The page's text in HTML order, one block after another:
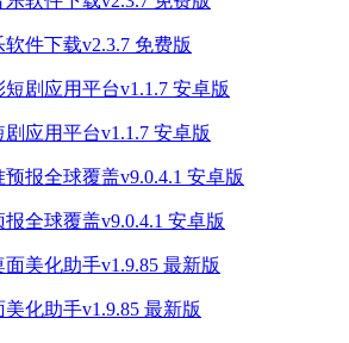
件下载v2.3.7 免费版
应用平台v1.1.7 安卓版
全球覆盖v9.0.4.1 安卓版
美化助手v1.9.85 最新版